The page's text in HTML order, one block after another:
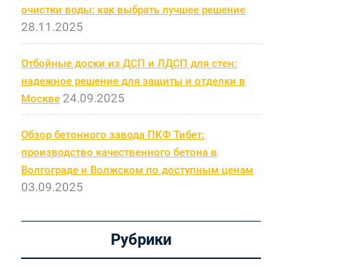
очистки воды: как выбрать лучшее решение
28.11.2025
Отбойные доски из ДСП и ЛДСП для стен:
надежное решение для защиты и отделки в
Москве 24.09.2025
Обзор бетонного завода ПКФ Тибет:
производство качественного бетона в
Волгограде и Волжском по доступным ценам
03.09.2025
Рубрики